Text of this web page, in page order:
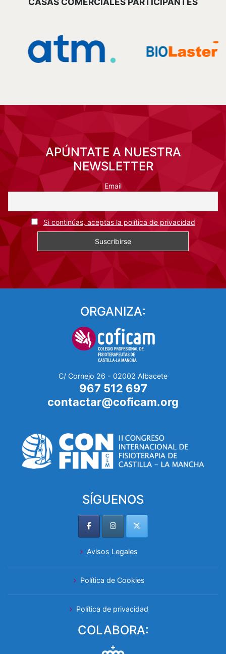
APÚNTATE A NUESTRA
NEWSLETTER
Email
Si continúas, aceptas la política de privacidad
ORGANIZA:
C/ Cornejo 26 - 02002 Albacete
967 512 697
contactar@coficam.org
SÍGUENOS
Avisos Legales
Política de Cookies
Política de privacidad
COLABORA: